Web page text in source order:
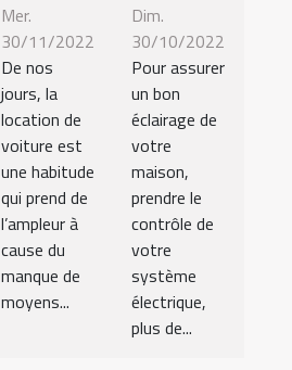
Mer.
30/11/2022
De nos
jours, la
location de
voiture est
une habitude
qui prend de
l’ampleur à
cause du
manque de
moyens...
Dim.
30/10/2022
Pour assurer
un bon
éclairage de
votre
maison,
prendre le
contrôle de
votre
système
électrique,
plus de...